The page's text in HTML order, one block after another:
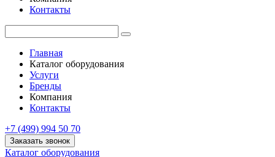
Контакты
Главная
Каталог оборудования
Услуги
Бренды
Компания
Контакты
+7 (499) 994 50 70
Заказать звонок
Каталог оборудования